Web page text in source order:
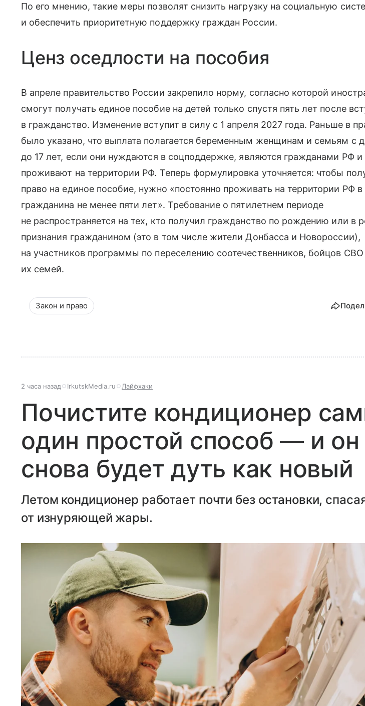
По его мнению, такие меры позволят снизить нагрузку на социальную
и обеспечить приоритетную поддержку граждан России.
Ценз оседлости на пособия
В апреле правительство России закрепило норму, согласно которой
смогут получать единое пособие на детей только спустя пять лет после
в гражданство. Изменение вступит в силу с 1 апреля 2027 года. Раньше в
было указано, что выплата полагается беременным женщинам и семьям с
до 17 лет, если они нуждаются в соцподдержке, являются гражданами РФ и
проживают на территории РФ. Теперь формулировка уточняется: чтобы
право на единое пособие, нужно «постоянно проживать на территории РФ в
гражданина не менее пяти лет». Требование о пятилетнем периоде
не распространяется на тех, кто получил гражданство по рождению или в
признания гражданином (это в том числе жители Донбасса и Новороссии),
на участников программы по переселению соотечественников, бойцов
их семей.
Закон и право
2 часа назад IrkutskMedia.ru Лайфхаки
Почистите кондиционер
один простой способ — и он
снова будет дуть как новый
Летом кондиционер работает почти без остановки,
от изнуряющей жары.